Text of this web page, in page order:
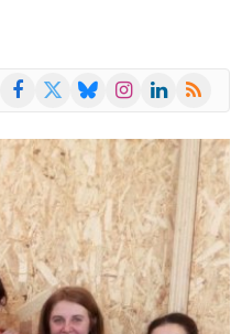
Facebook BlueskyInstagramLinkedIn
RSS